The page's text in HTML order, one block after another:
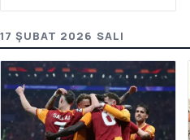
17 ŞUBAT 2026 SALI